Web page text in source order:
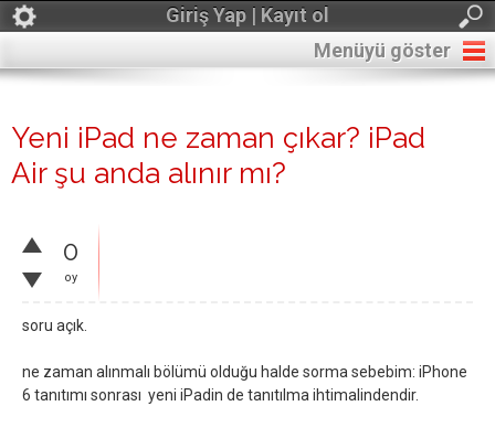
Giriş Yap | Kayıt ol
Menüyü göster
Yeni iPad ne zaman çıkar? iPad
Air şu anda alınır mı?
0
oy
soru açık.
ne zaman alınmalı bölümü olduğu halde sorma sebebim: iPhone
6 tanıtımı sonrası yeni iPadin de tanıtılma ihtimalindendir.